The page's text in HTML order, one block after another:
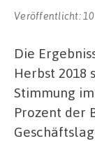
Veröffentlicht:
Die
Herbst 2018
Stimmung
Prozent der